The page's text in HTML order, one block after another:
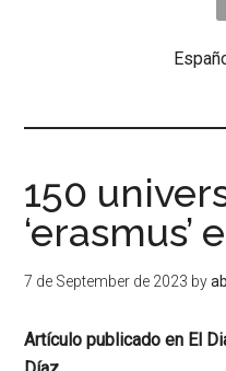
150
‘erasmus’
7 de September de 2023 by
Artículo publicado en El